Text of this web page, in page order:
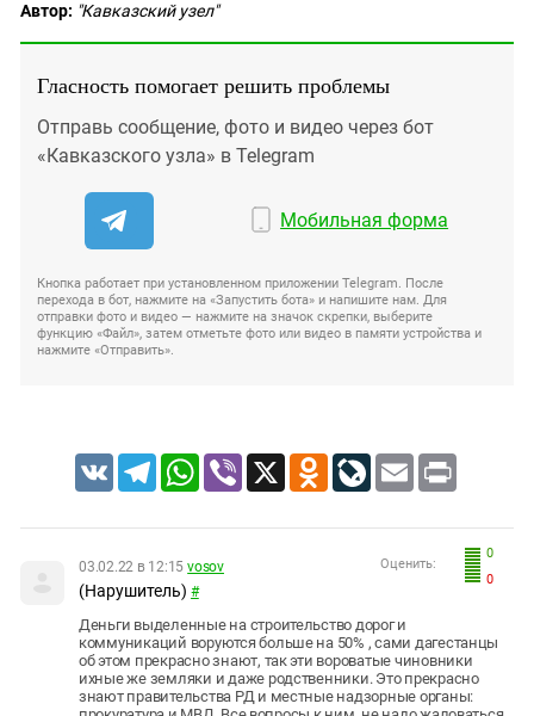
Автор: "Кавказский узел"
Гласность помогает решить проблемы
Отправь сообщение, фото и видео через бот
«Кавказского узла» в Telegram
Мобильная форма
Кнопка работает при установленном приложении Telegram. После
перехода в бот, нажмите на «Запустить бота» и напишите нам. Для
отправки фото и видео — нажмите на значок скрепки, выберите
функцию «Файл», затем отметьте фото или видео в памяти устройства и
нажмите «Отправить».
VK TelegramWhatsApp
Viber X Odnoklassniki
LiveJournal
Email Print
0
0
Оценить:
03.02.22 в 12:15 vosov
(Нарушитель) #
Деньги выделенные на строительство дорог и
коммуникаций воруются больше на 50% , сами дагестанцы
об этом прекрасно знают, так эти вороватые чиновники
ихные же земляки и даже родственники. Это прекрасно
знают правительства РД и местные надзорные органы: